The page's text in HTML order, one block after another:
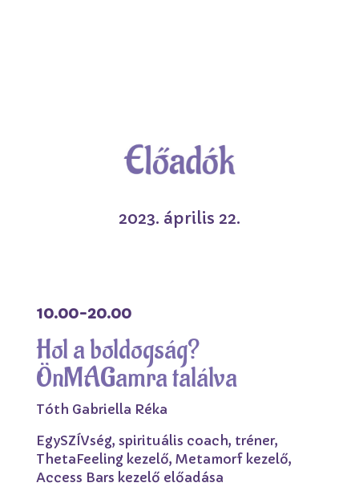
2023. április 22.
10.00-20.00
Hol a boldogság?
ÖnMAGamra találva
Tóth Gabriella Réka
EgySZÍVség, spirituális coach, tréner,
ThetaFeeling kezelő, Metamorf kezelő,
Access Bars kezelő előadása